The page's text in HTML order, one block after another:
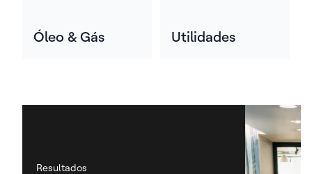
Óleo & Gás Utilidades
Resultados